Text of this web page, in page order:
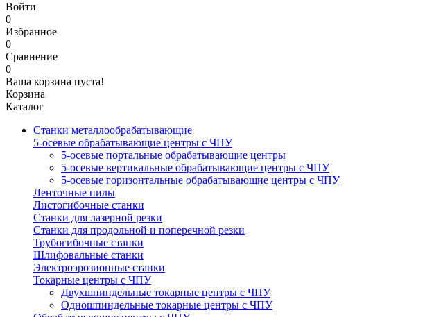
Войти
0
Избранное
0
Сравнение
0
Ваша корзина пуста!
Корзина
Каталог
Станки металлообрабатывающие
5-осевые обрабатывающие центры с ЧПУ
5-осевые портальные обрабатывающие центры
5-осевые вертикальные обрабатывающие центры с ЧПУ
5-осевые горизонтальные обрабатывающие центры с ЧПУ
Ленточные пилы
Листогибочные станки
Станки для лазерной резки
Станки для продольной и поперечной резки
Трубогибочные станки
Шлифовальные станки
Электроэрозионные станки
Токарные центры с ЧПУ
Двухшпиндельные токарные центры с ЧПУ
Одношпиндельные токарные центры с ЧПУ